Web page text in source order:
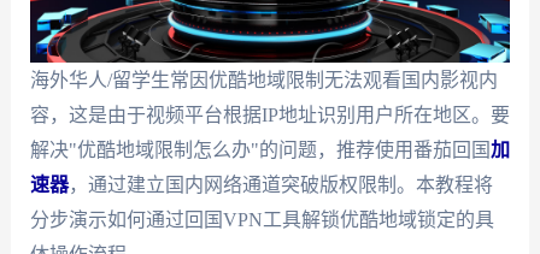
海外华人/留学生常因优酷地域限制无法观看国内影视内
容，这是由于视频平台根据IP地址识别用户所在地区。要
解决"优酷地域限制怎么办"的问题，推荐使用番茄回国加
速器，通过建立国内网络通道突破版权限制。本教程将
分步演示如何通过回国VPN工具解锁优酷地域锁定的具